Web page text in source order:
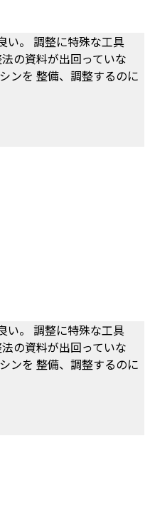
い。 調整に特殊な工具
の資料が出回っていな
ンを 整備、調整するのに
い。 調整に特殊な工具
の資料が出回っていな
ンを 整備、調整するのに